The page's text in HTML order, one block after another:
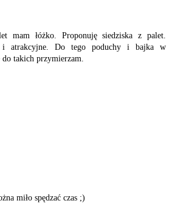
mam łóżko. Proponuję siedziska z palet.
i atrakcyjne. Do tego poduchy i bajka w
do takich przymierzam.
miło spędzać czas ;)